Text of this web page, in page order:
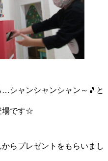
…シャンシャンシャン～🎵と
場です☆
らプレゼントをもらいまし